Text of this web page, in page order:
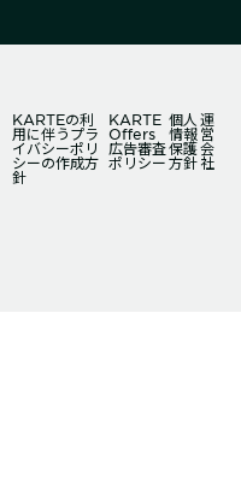
KARTEの利
用に伴うプラ
イバシーポリ
シーの作成方
針
KARTE
Offers
広告審査
ポリシー
個人
情報
保護
方針
運
営
会
社